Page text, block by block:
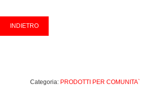
Categoria: PRODOTTI PER COMUNITA`